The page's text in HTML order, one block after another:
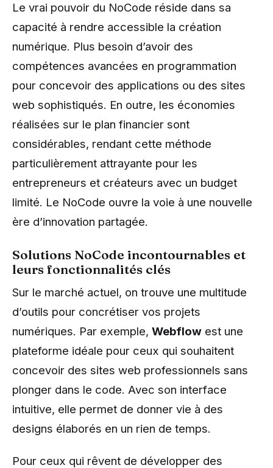
Le vrai pouvoir du NoCode réside dans sa
capacité à rendre accessible la création
numérique. Plus besoin d’avoir des
compétences avancées en programmation
pour concevoir des applications ou des sites
web sophistiqués. En outre, les économies
réalisées sur le plan financier sont
considérables, rendant cette méthode
particulièrement attrayante pour les
entrepreneurs et créateurs avec un budget
limité. Le NoCode ouvre la voie à une nouvelle
ère d’innovation partagée.
Solutions NoCode incontournables et
leurs fonctionnalités clés
Sur le marché actuel, on trouve une multitude
d’outils pour concrétiser vos projets
numériques. Par exemple, Webflow est une
plateforme idéale pour ceux qui souhaitent
concevoir des sites web professionnels sans
plonger dans le code. Avec son interface
intuitive, elle permet de donner vie à des
designs élaborés en un rien de temps.
Pour ceux qui rêvent de développer des